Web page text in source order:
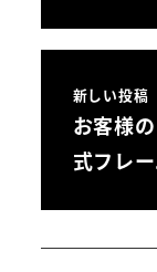
新しい投稿
お客様
式フレ